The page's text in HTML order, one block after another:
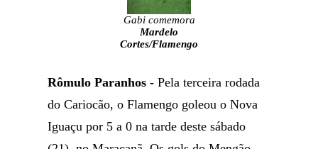
Gabi comemora
Mardelo
Cortes/Flamengo
Rômulo Paranhos - Pela terceira rodada
do Cariocão, o Flamengo goleou o Nova
Iguaçu por 5 a 0 na tarde deste sábado